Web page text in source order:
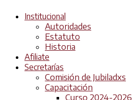
Institucional
Autoridades
Estatuto
Historia
Afiliate
Secretarías
Comisión de Jubiladxs
Capacitación
Curso 2024-2026